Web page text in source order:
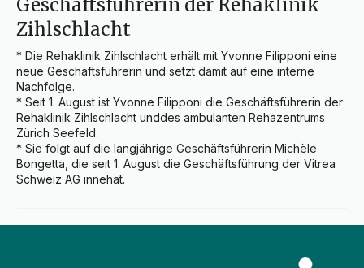
Geschäftsführerin der Rehaklinik
Zihlschlacht
* Die Rehaklinik Zihlschlacht erhält mit Yvonne Filipponi eine
neue Geschäftsführerin und setzt damit auf eine interne
Nachfolge.
* Seit 1. August ist Yvonne Filipponi die Geschäftsführerin der
Rehaklinik Zihlschlacht unddes ambulanten Rehazentrums
Zürich Seefeld.
* Sie folgt auf die langjährige Geschäftsführerin Michèle
Bongetta, die seit 1. August die Geschäftsführung der Vitrea
Schweiz AG innehat.